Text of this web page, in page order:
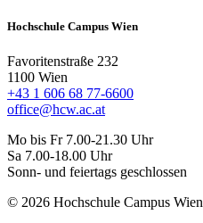
Hochschule Campus Wien
Favoritenstraße 232
1100 Wien
+43 1 606 68 77-6600
office@hcw.ac.at
Mo bis Fr 7.00-21.30 Uhr
Sa 7.00-18.00 Uhr
Sonn- und feiertags geschlossen
© 2026 Hochschule Campus Wien